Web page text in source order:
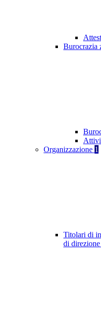
Burocrazia
Organizzazione 1
Titolari di
di